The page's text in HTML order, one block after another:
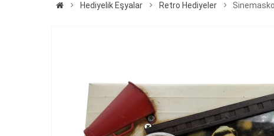
Hediyelik Eşyalar Retro Hediyeler